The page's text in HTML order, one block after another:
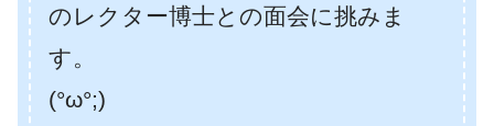
のレクター博士との面会に挑みま
す。
(°ω°;)